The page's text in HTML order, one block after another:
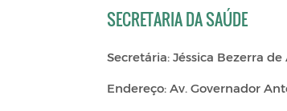
SECRETARIA DA SAÚDE
Secretária: Jéssica Bezerra de
Endereço: Av. Governador